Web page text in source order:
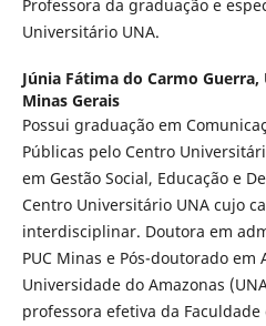
Professora da graduação e
Universitário UNA.
Júnia Fátima do Carmo Guerra,
Minas Gerais
Possui graduação em
Públicas pelo Centro
em Gestão Social, Educação e
Centro Universitário UNA cujo
interdisciplinar. Doutora em
PUC Minas e Pós-doutorado
Universidade do Amazonas
professora efetiva da